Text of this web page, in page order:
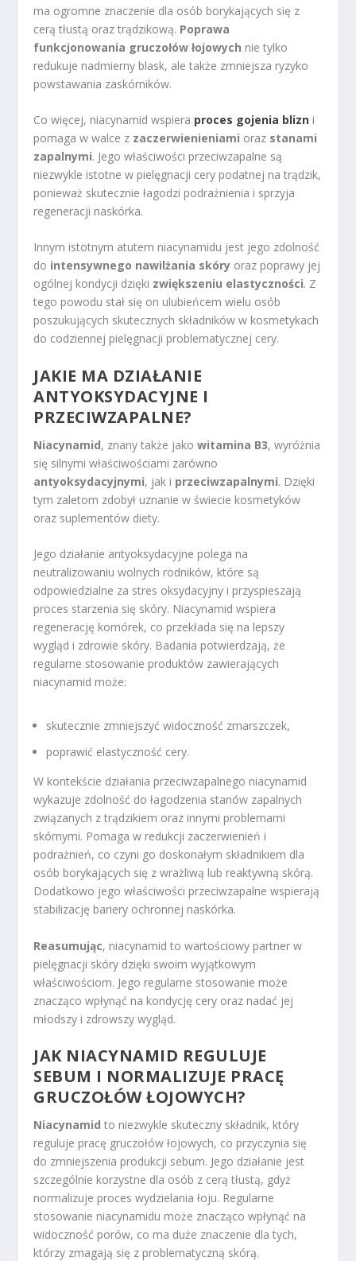
ma ogromne znaczenie dla osób borykających się z
cerą tłustą oraz trądzikową. Poprawa
funkcjonowania gruczołów łojowych nie tylko
redukuje nadmierny blask, ale także zmniejsza ryzyko
powstawania zaskórników.
Co więcej, niacynamid wspiera proces gojenia blizn i
pomaga w walce z zaczerwienieniami oraz stanami
zapalnymi. Jego właściwości przeciwzapalne są
niezwykle istotne w pielęgnacji cery podatnej na trądzik,
ponieważ skutecznie łagodzi podrażnienia i sprzyja
regeneracji naskórka.
Innym istotnym atutem niacynamidu jest jego zdolność
do intensywnego nawilżania skóry oraz poprawy jej
ogólnej kondycji dzięki zwiększeniu elastyczności. Z
tego powodu stał się on ulubieńcem wielu osób
poszukujących skutecznych składników w kosmetykach
do codziennej pielęgnacji problematycznej cery.
JAKIE MA DZIAŁANIE
ANTYOKSYDACYJNE I
PRZECIWZAPALNE?
Niacynamid, znany także jakowitamina B3, wyróżnia
się silnymi właściwościami zarówno
antyoksydacyjnymi, jak i przeciwzapalnymi. Dzięki
tym zaletom zdobył uznanie w świecie kosmetyków
oraz suplementów diety.
Jego działanie antyoksydacyjne polega na
neutralizowaniu wolnych rodników, które są
odpowiedzialne za stres oksydacyjny i przyspieszają
proces starzenia się skóry. Niacynamid wspiera
regenerację komórek, co przekłada się na lepszy
wygląd i zdrowie skóry. Badania potwierdzają, że
regularne stosowanie produktów zawierających
niacynamid może:
skutecznie zmniejszyć widoczność zmarszczek,
poprawić elastyczność cery.
W kontekście działania przeciwzapalnego niacynamid
wykazuje zdolność do łagodzenia stanów zapalnych
związanych z trądzikiem oraz innymi problemami
skórnymi. Pomaga w redukcji zaczerwienień i
podrażnień, co czyni go doskonałym składnikiem dla
osób borykających się z wrażliwą lub reaktywną skórą.
Dodatkowo jego właściwości przeciwzapalne wspierają
stabilizację bariery ochronnej naskórka.
Reasumując, niacynamid to wartościowy partner w
pielęgnacji skóry dzięki swoim wyjątkowym
właściwościom. Jego regularne stosowanie może
znacząco wpłynąć na kondycję cery oraz nadać jej
młodszy i zdrowszy wygląd.
JAK NIACYNAMID REGULUJE
SEBUM I NORMALIZUJE PRACĘ
GRUCZOŁÓW ŁOJOWYCH?
Niacynamid to niezwykle skuteczny składnik, który
reguluje pracę gruczołów łojowych, co przyczynia się
do zmniejszenia produkcji sebum. Jego działanie jest
szczególnie korzystne dla osób z cerą tłustą, gdyż
normalizuje proces wydzielania łoju. Regularne
stosowanie niacynamidu może znacząco wpłynąć na
widoczność porów, co ma duże znaczenie dla tych,
którzy zmagają się z problematyczną skórą.